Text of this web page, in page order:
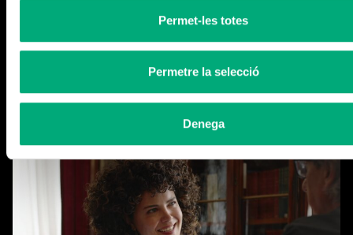
Permet-les totes
Permetre la selecció
Denega
Cerramos la temporada
Leer más